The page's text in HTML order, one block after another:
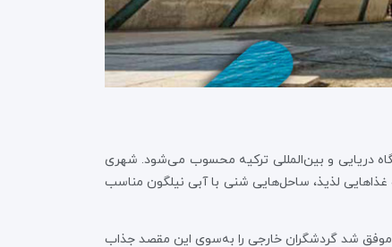
دریایی و بین‌المللی ترکیه محسوب می‌شود. شهری
غذاهایی لذیذ، ساحل‌هایی شنی با آبی نیلگون مناسب
موفق شد گردشگران خارجی را به‌سوی این مقصد جذاب